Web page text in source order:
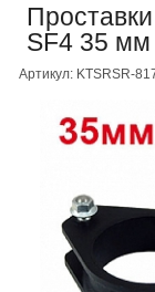
SF4 35 мм
Артикул: KTSRSR-